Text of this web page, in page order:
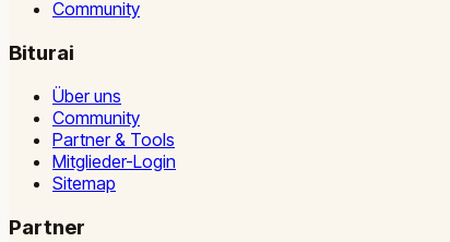
Community
Biturai
Über uns
Community
Partner & Tools
Mitglieder-Login
Sitemap
Partner